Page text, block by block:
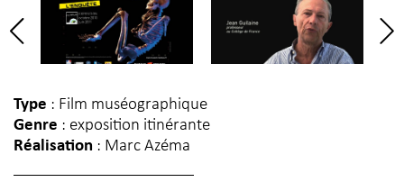
Type : Film muséographique
Genre : exposition itinérante
Réalisation : Marc Azéma